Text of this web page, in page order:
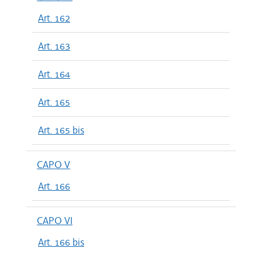
Art. 162
Art. 163
Art. 164
Art. 165
Art. 165 bis
CAPO V
Art. 166
CAPO VI
Art. 166 bis